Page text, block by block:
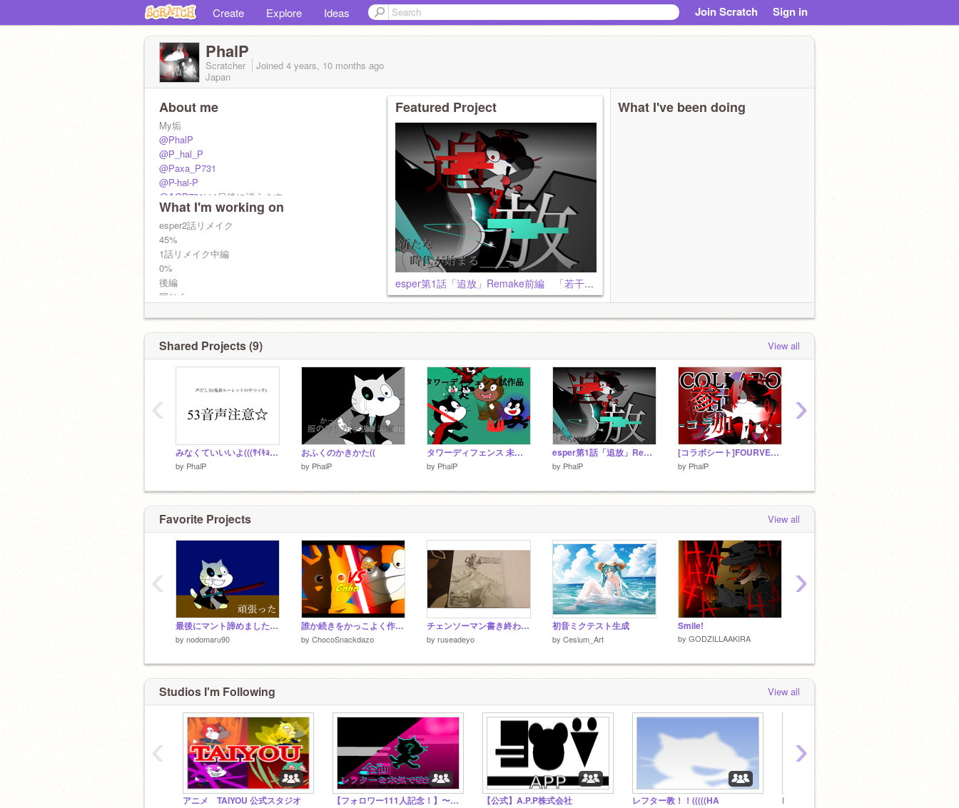
Create Explore Ideas Join Scratch Sign in
PhalP
Scratcher Joined 4 years, 10 months ago
Japan
About me
My垢
@PhalP
@P_hal_P
@Paxa_P731
@P-hal-P
@AGP731は1日後に消えます
共同垢
@P_halPON_G(ポングとの共同垢)
@-A_P_P-
What I'm working on
esper2話リメイク
45%
1話リメイク中編
0%
後編
同じく
75%
Featured Project
esper第1話「追放」Remake前編 「若干軽量化＆再共有」
What I've been doing
Shared Projects (9) View all
みなくていいいよ(((ｻｲｷｮｳﾕｳ
by PhalP
おふくのかきかた((
by PhalP
タワーディフェンス 未完成版「再共有」
by PhalP
esper第1話「追放」Remake前編 「若干軽量化＆再共有」
by PhalP
[コラボシート]FOURVERSEコラボシート remix
by PhalP
‹ ›
Favorite Projects View all
最後にマント諦めましたぁ！
by nodomaru90
誰か続きをかっこよく作れるかな？｟remix用｠ remix
by ChocoSnackdazo
チェンソーマン書き終わったああああああああ!!!!!!!!!!!!!!!!!!!!!!!!!!!!!!!!!!!!!!!!!!!!!!!
by ruseadeyo
初音ミクテスト生成
by Cesium_Art
Smile!
by GODZILLAAKIRA
‹ ›
Studios I'm Following View all
アニメ TAIYOU 公式スタジオ 【フォロワー111人記念！】〜レフターを本気で改造せよ~ 【公式】A.P.P株式会社 レフター教！！(((((HA Paxa___
‹ ›